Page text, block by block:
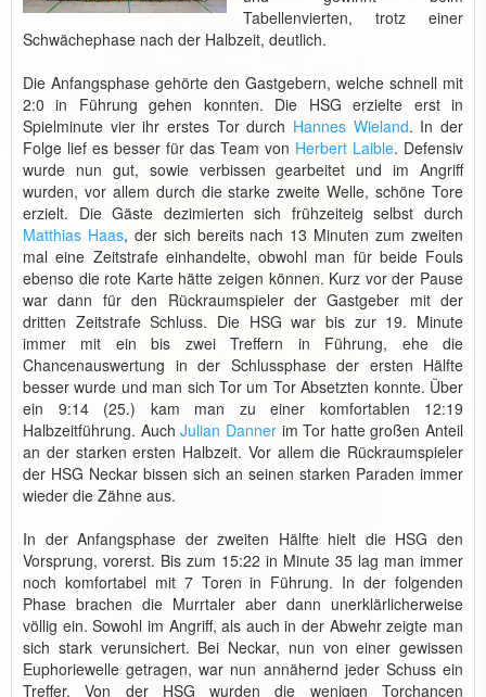
Tabellenvierten, trotz einer
Schwächephase nach der Halbzeit, deutlich.
Die Anfangsphase gehörte den Gastgebern, welche schnell mit
2:0 in Führung gehen konnten. Die HSG erzielte erst in
Spielminute vier ihr erstes Tor durch Hannes Wieland. In der
Folge lief es besser für das Team von Herbert Laible. Defensiv
wurde nun gut, sowie verbissen gearbeitet und im Angriff
wurden, vor allem durch die starke zweite Welle, schöne Tore
erzielt. Die Gäste dezimierten sich frühzeiteig selbst durch
Matthias Haas, der sich bereits nach 13 Minuten zum zweiten
mal eine Zeitstrafe einhandelte, obwohl man für beide Fouls
ebenso die rote Karte hätte zeigen können. Kurz vor der Pause
war dann für den Rückraumspieler der Gastgeber mit der
dritten Zeitstrafe Schluss. Die HSG war bis zur 19. Minute
immer mit ein bis zwei Treffern in Führung, ehe die
Chancenauswertung in der Schlussphase der ersten Hälfte
besser wurde und man sich Tor um Tor Absetzten konnte. Über
ein 9:14 (25.) kam man zu einer komfortablen 12:19
Halbzeitführung. AuchJulian Dannerim Tor hatte großen Anteil
an der starken ersten Halbzeit. Vor allem die Rückraumspieler
der HSG Neckar bissen sich an seinen starken Paraden immer
wieder die Zähne aus.
In der Anfangsphase der zweiten Hälfte hielt die HSG den
Vorsprung, vorerst. Bis zum 15:22 in Minute 35 lag man immer
noch komfortabel mit 7 Toren in Führung. In der folgenden
Phase brachen die Murrtaler aber dann unerklärlicherweise
völlig ein. Sowohl im Angriff, als auch in der Abwehr zeigte man
sich stark verunsichert. Bei Neckar, nun von einer gewissen
Euphoriewelle getragen, war nun annähernd jeder Schuss ein
Treffer. Von der HSG wurden die wenigen Torchancen